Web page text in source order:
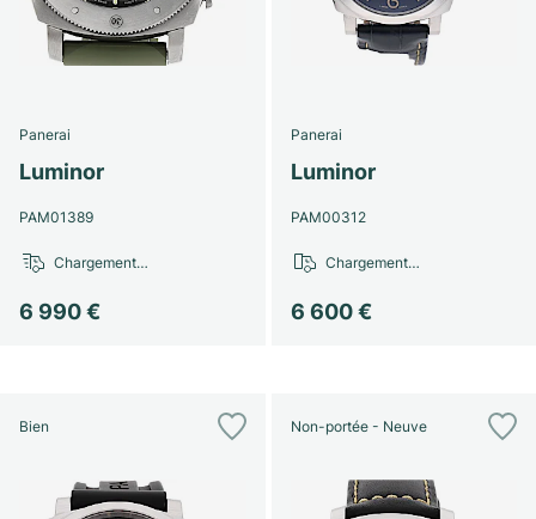
Montres pour femmes
Montres pour femmes
Panerai
Luminor
PAM01389
6 990 €
Chargement…
Panerai
Luminor
PAM00312
6 600 €
Chargement…
Bien Non-portée - Neuve